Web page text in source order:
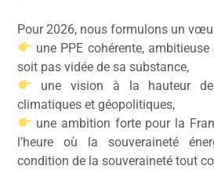
Pour 2026, nous formulons un
une PPE cohérente,
soit pas vidée de sa substance,
une vision à la hauteur
climatiques et géopolitiques,
une ambition forte pour la
l’heure où la souveraineté
condition de la souveraineté tout